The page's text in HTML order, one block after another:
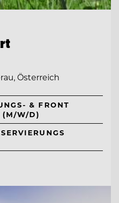
Österreich
& FRONT
(M/W/D)